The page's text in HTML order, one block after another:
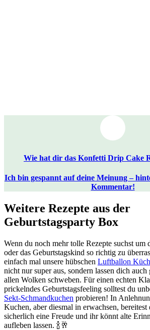
Wie hat dir das Konfetti Drip Cake
Ich bin gespannt auf deine Meinung –
Kommentar!
Weitere Rezepte aus der
Geburtstagsparty Box
Wenn du noch mehr tolle Rezepte suchst um
oder das Geburtstagskind so richtig zu
einfach mal unsere hübschen Luftballon
nicht nur super aus, sondern lassen dich
allen Wolken schweben. Für einen echten
prickelndes Geburtstagsfeeling solltest du
Sekt-Schmandkuchen probieren! In
Kuchen, aber diesmal in erwachsen, bereitest
sicherlich eine Freude und ihr könnt alte
aufleben lassen. 🍾🥂